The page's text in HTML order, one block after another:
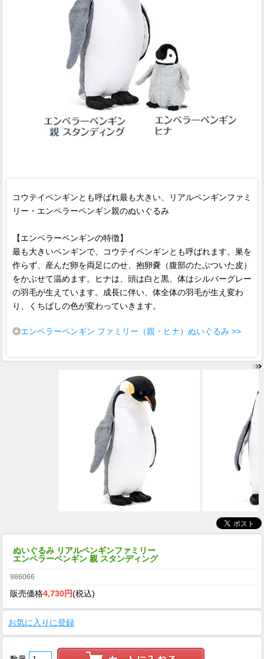
コウテイペンギンとも呼ばれ最も大きい、リアルペンギンファミ
リー・エンペラーペンギン親のぬいぐるみ
【エンペラーペンギンの特徴】
最も大きいペンギンで、コウテイペンギンとも呼ばれます。巣を
作らず、産んだ卵を両足にのせ、抱卵嚢（腹部のたぶついた皮）
をかぶせて温めます。ヒナは、頭は白と黒、体はシルバーグレー
の羽毛が生えています。成長に伴い、体全体の羽毛が生え変わ
り、くちばしの色が変わっていきます。
◎エンペラーペンギン ファミリー（親・ヒナ）ぬいぐるみ >>
ぬいぐるみ リアルペンギンファミリー
エンペラーペンギン 親 スタンディング
986066
販売価格4,730円(税込)
お気に入りに登録